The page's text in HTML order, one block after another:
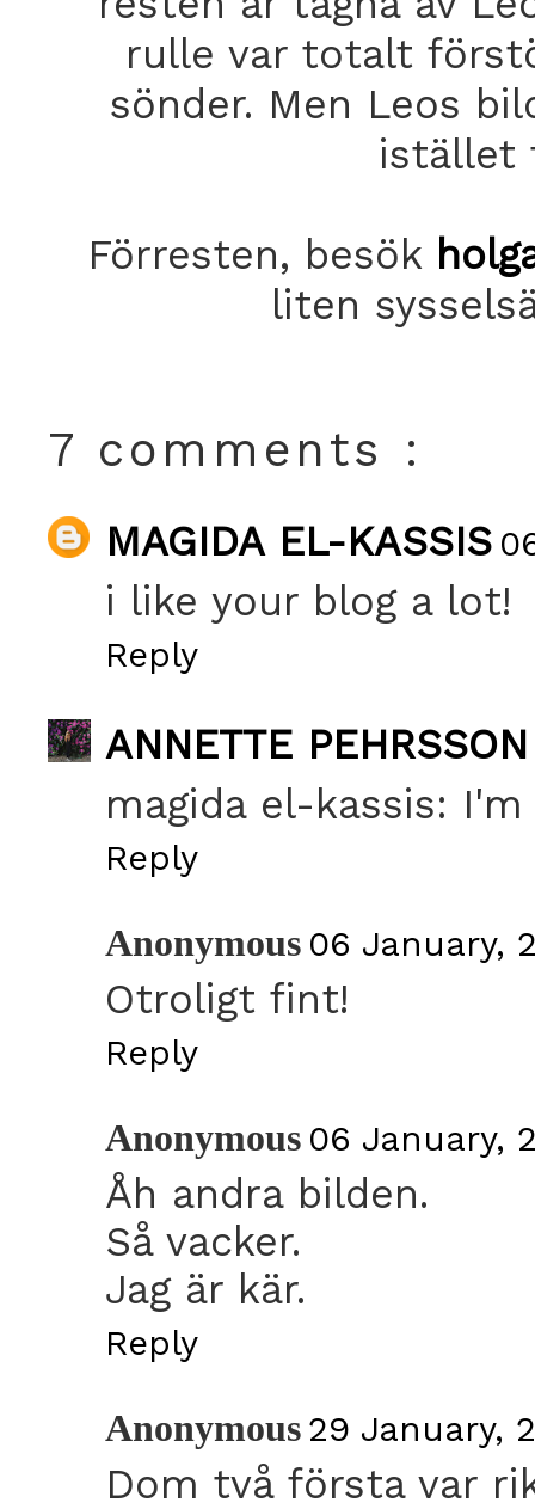
rulle var totalt
sönder. Men Leos
istället
Förresten, besök
liten
7 comments :
MAGIDA EL-KASSIS
i like your blog a lot!
Reply
ANNETTE PEHRSSON
magida el-kassis:
Reply
Anonymous 06 January,
Otroligt fint!
Reply
Anonymous 06 January,
Åh andra bilden.
Så vacker.
Jag är kär.
Reply
Anonymous 29 January,
Dom två första var